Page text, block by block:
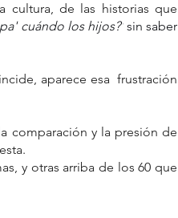
cultura, de las historias que
pa' cuándo los hijos?' sin saber
aparece esa  frustración
comparación y la presión de
y otras arriba de los 60 que